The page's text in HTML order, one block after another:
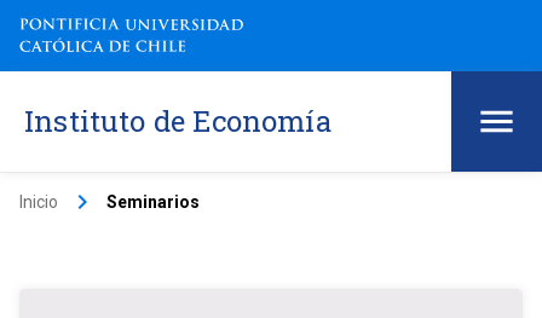
Instituto de Economía
Inicio keyboard_arrow_right Seminarios